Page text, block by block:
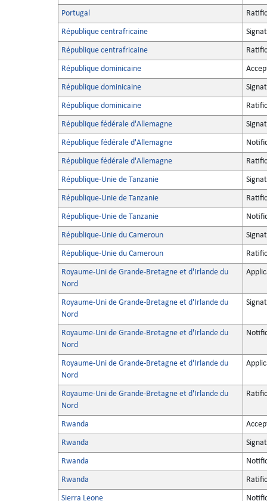
Portugal
République centrafricaine
République centrafricaine
République dominicaine
République dominicaine
République dominicaine
République fédérale d'Allemagne
République fédérale d'Allemagne
République fédérale d'Allemagne
République-Unie de Tanzanie
République-Unie de Tanzanie
République-Unie de Tanzanie
République-Unie du Cameroun
République-Unie du Cameroun
Royaume-Uni de Grande-Bretagne et d'Irlande du
Nord
Royaume-Uni de Grande-Bretagne et d'Irlande du
Nord
Royaume-Uni de Grande-Bretagne et d'Irlande du
Nord
Royaume-Uni de Grande-Bretagne et d'Irlande du
Nord
Royaume-Uni de Grande-Bretagne et d'Irlande du
Nord
Rwanda
Rwanda
Rwanda
Rwanda
Sierra Leone